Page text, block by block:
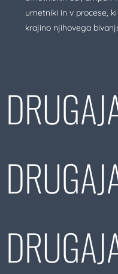
umetniki in v procese,
krajino njihovega